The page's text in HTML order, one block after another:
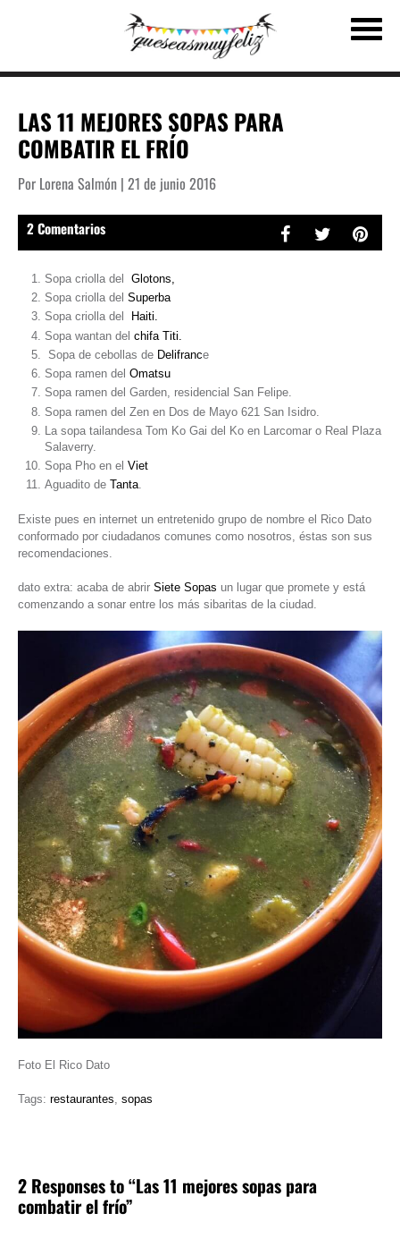
LAS 11 MEJORES SOPAS PARA
COMBATIR EL FRÍO
Por Lorena Salmón | 21 de junio 2016
2 Comentarios
Sopa criolla del
Glotons,
Sopa criolla del Superba
Sopa criolla del
Haiti.
Sopa wantan del chifa Titi.
Sopa de cebollas de Delifrance
Sopa ramen del Omatsu
Sopa ramen del Garden, residencial San Felipe.
Sopa ramen del Zen en Dos de Mayo 621 San Isidro.
La sopa tailandesa Tom Ko Gai del Ko en Larcomar o Real Plaza
Salaverry.
Sopa Pho en el Viet
Aguadito de Tanta.
Existe pues en internet un entretenido grupo de nombre el Rico Dato
conformado por ciudadanos comunes como nosotros, éstas son sus
recomendaciones.
dato extra: acaba de abrir Siete Sopas un lugar que promete y está
comenzando a sonar entre los más sibaritas de la ciudad.
Foto El Rico Dato
Tags: restaurantes, sopas
2 Responses to “Las 11 mejores sopas para
combatir el frío”